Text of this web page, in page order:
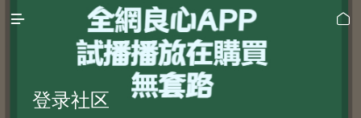
 
登录社区